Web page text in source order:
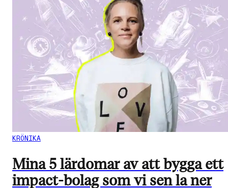
KRÖNIKA
Mina 5 lärdomar av att bygga ett
impact-bolag som vi sen la ner